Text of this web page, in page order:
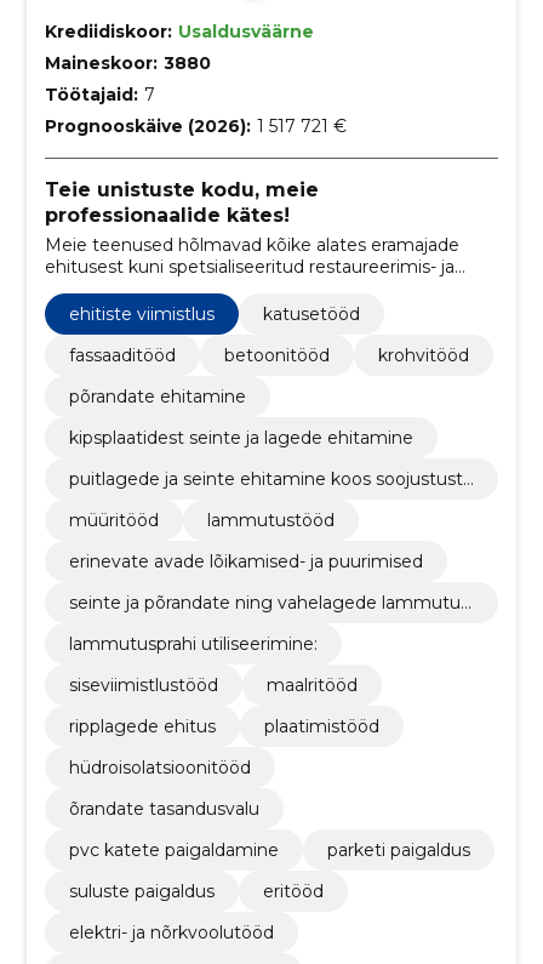
Krediidiskoor: Usaldusväärne
Maineskoor: 3880
Töötajaid: 7
Prognooskäive (2026): 1 517 721 €
Teie unistuste kodu, meie
professionaalide kätes!
Meie teenused hõlmavad kõike alates eramajade
ehitusest kuni spetsialiseeritud restaureerimis- ja
usaldusväärsuse.
ehitiste viimistlus
katusetööd
fassaaditööd
betoonitööd
krohvitööd
põrandate ehitamine
kipsplaatidest seinte ja lagede ehitamine
puitlagede ja seinte ehitamine koos soojustustö
müüritööd
lammutustööd
erinevate avade lõikamised- ja puurimised
seinte ja põrandate ning vahelagede lammutus
lammutusprahi utiliseerimine:
siseviimistlustööd
maalritööd
ripplagede ehitus
plaatimistööd
hüdroisolatsioonitööd
õrandate tasandusvalu
pvc katete paigaldamine
parketi paigaldus
suluste paigaldus
eritööd
elektri- ja nõrkvoolutööd